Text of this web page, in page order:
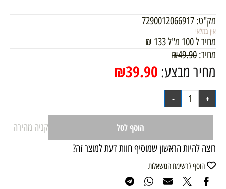
מק"ט: 7290012066917
אין במלאי
מחיר ל 100 מ"ל 133
₪
מחיר:
₪49.90
מחיר מבצע: ₪39.90
הוסף לסל
קניה מהירה
רוצה להיות הראשון שמוסיף חוות דעת למוצר זה?
הוסף לרשימת המשאלות